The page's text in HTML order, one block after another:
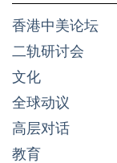
香港中美论坛
二轨研讨会
文化
全球动议
高层对话
教育